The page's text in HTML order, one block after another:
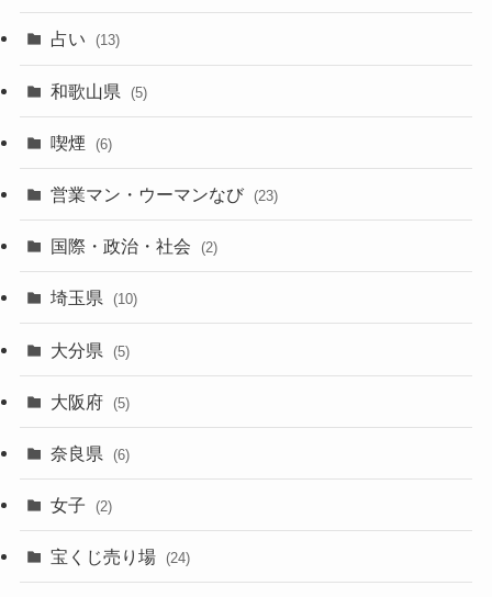
占い (13)
和歌山県 (5)
喫煙 (6)
営業マン・ウーマンなび (23)
国際・政治・社会 (2)
埼玉県 (10)
大分県 (5)
大阪府 (5)
奈良県 (6)
女子 (2)
宝くじ売り場 (24)